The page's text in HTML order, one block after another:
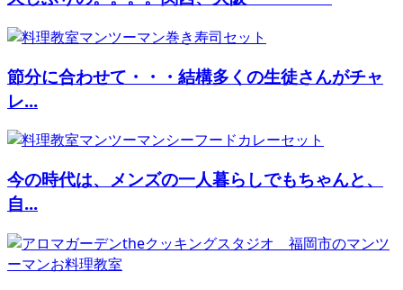
節分に合わせて・・・結構多くの生徒さんがチャ
レ...
今の時代は、メンズの一人暮らしでもちゃんと、
自...